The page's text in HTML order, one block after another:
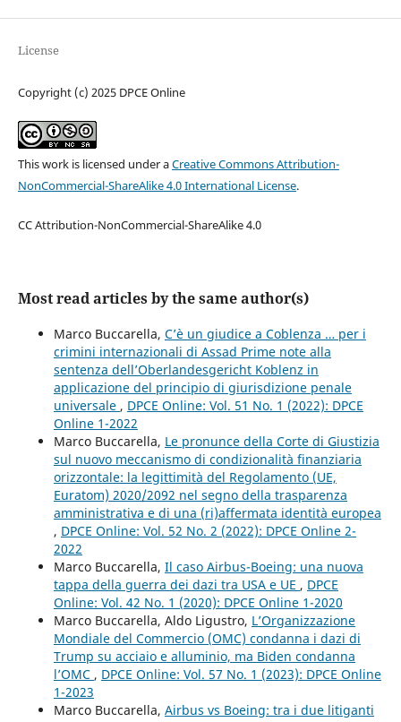
License
Copyright (c) 2025 DPCE Online
This work is licensed under aCreative Commons Attribution-
NonCommercial-ShareAlike 4.0 International License.
CC Attribution-NonCommercial-ShareAlike 4.0
Most read articles by the same author(s)
Marco Buccarella, C’è un giudice a Coblenza … per i
crimini internazionali di Assad Prime note alla
sentenza dell’Oberlandesgericht Koblenz in
applicazione del principio di giurisdizione penale
universale , DPCE Online: Vol. 51 No. 1 (2022): DPCE
Online 1-2022
Marco Buccarella, Le pronunce della Corte di Giustizia
sul nuovo meccanismo di condizionalità finanziaria
orizzontale: la legittimità del Regolamento (UE,
Euratom) 2020/2092 nel segno della trasparenza
amministrativa e di una (ri)affermata identità europea
, DPCE Online: Vol. 52 No. 2 (2022): DPCE Online 2-
2022
Marco Buccarella, Il caso Airbus-Boeing: una nuova
tappa della guerra dei dazi tra USA e UE , DPCE
Online: Vol. 42 No. 1 (2020): DPCE Online 1-2020
Marco Buccarella, Aldo Ligustro, L’Organizzazione
Mondiale del Commercio (OMC) condanna i dazi di
Trump su acciaio e alluminio, ma Biden condanna
l’OMC , DPCE Online: Vol. 57 No. 1 (2023): DPCE Online
1-2023
Marco Buccarella, Airbus vs Boeing: tra i due litiganti